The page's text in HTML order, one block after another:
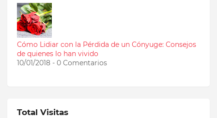
Cómo Lidiar con la Pérdida de un Cónyuge: Consejos
de quienes lo han vivido
10/01/2018 - 0 Comentarios
Total Visitas